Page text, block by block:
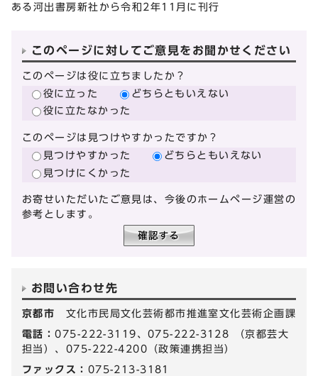
ある河出書房新社から令和2年11月に刊行
このページに対してご意見をお聞かせください
このページは役に立ちましたか？
役に立った
どちらともいえない
役に立たなかった
このページは見つけやすかったですか？
見つけやすかった
どちらともいえない
見つけにくかった
お寄せいただいたご意見は、今後のホームページ運営の
参考とします。
お問い合わせ先
京都市 文化市民局文化芸術都市推進室文化芸術企画課
電話：075-222-3119、075-222-3128 （京都芸大
担当）、075-222-4200（政策連携担当）
ファックス： 075-213-3181